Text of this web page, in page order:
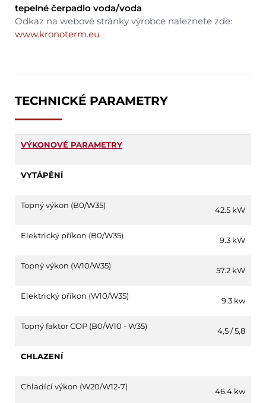
tepelné čerpadlo voda/voda
Odkaz na webové stránky výrobce naleznete zde:
www.kronoterm.eu
TECHNICKÉ PARAMETRY
VÝKONOVÉ PARAMETRY
VYTÁPĚNÍ
Topný výkon (B0/W35) 42.5 kW
Elektrický příkon (B0/W35) 9.3 kW
Topný výkon (W10/W35) 57.2 kW
Elektrický příkon (W10/W35) 9.3 kw
Topný faktor COP (B0/W10 - W35) 4,5 / 5,8
CHLAZENÍ
Chladící výkon (W20/W12-7) 46.4 kw